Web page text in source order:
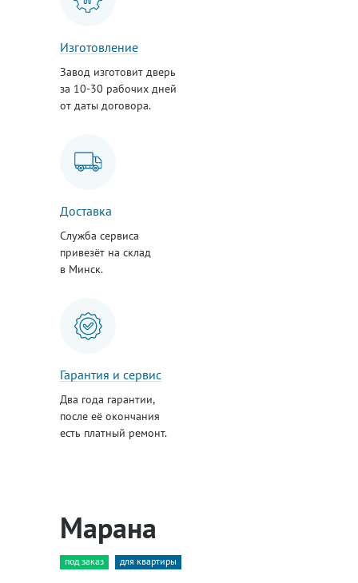
Изготовление
Завод изготовит дверь
за 10-30 рабочих дней
от даты договора.
Доставка
Служба сервиса
привезёт на склад
в Минск.
Гарантия и сервис
Два года гарантии,
после её окончания
есть платный ремонт.
Марана
под заказ для квартиры